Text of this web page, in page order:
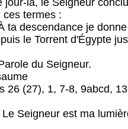
jour-là, le Seigneur
ces termes :
ta descendance je
le Torrent d'Égypte
du Seigneur.
26 (27), 1, 7-8, 9abcd,
Le Seigneur est ma